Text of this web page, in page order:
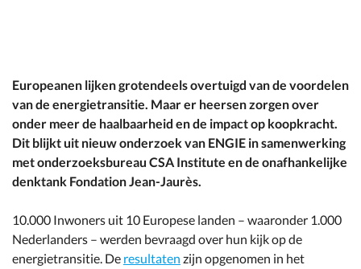
Europeanen lijken grotendeels overtuigd van de voordelen
van de energietransitie. Maar er heersen zorgen over
onder meer de haalbaarheid en de impact op koopkracht.
Dit blijkt uit nieuw onderzoek van ENGIE in samenwerking
met onderzoeksbureau CSA Institute en de onafhankelijke
denktank Fondation Jean-Jaurès.
10.000 Inwoners uit 10 Europese landen – waaronder 1.000
Nederlanders – werden bevraagd over hun kijk op de
energietransitie. De resultaten zijn opgenomen in het